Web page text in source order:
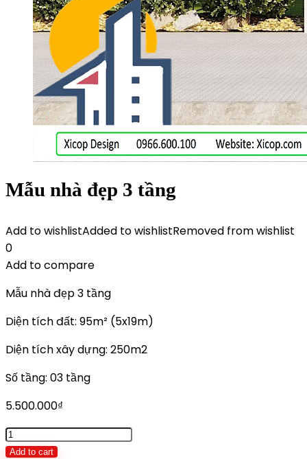
Mẫu nhà đẹp 3 tầng
Add to wishlistAdded to wishlistRemoved from wishlist
0
Add to compare
Mẫu nhà đẹp 3 tầng
Diện tích đất: 95m² (5x19m)
Diện tích xây dựng: 250m2
Số tầng: 03 tầng
5.500.000₫
Mẫu
nhà
Add to cart